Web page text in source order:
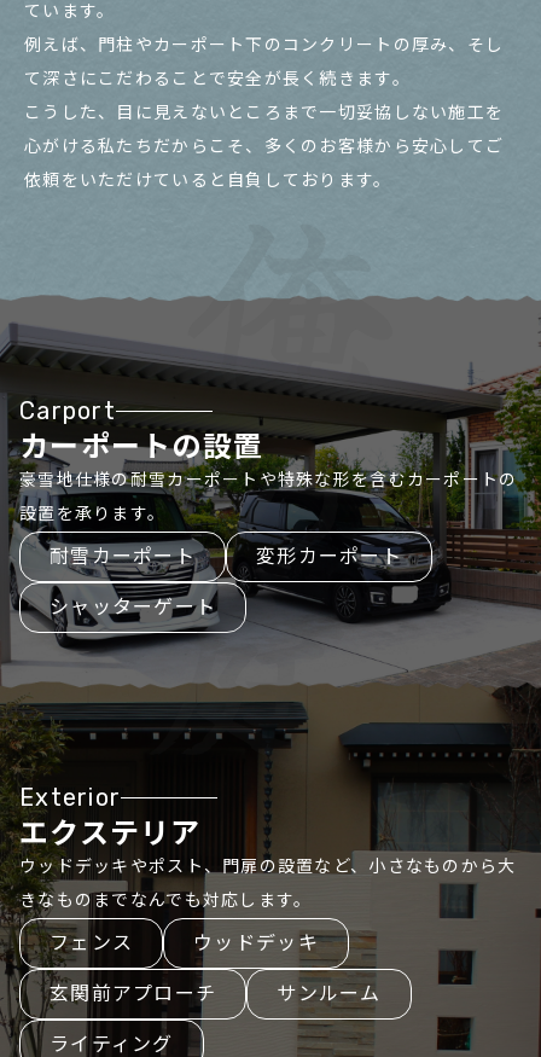
ています。
例えば、門柱やカーポート下のコンクリートの厚み、そし
て深さにこだわることで安全が長く続きます。
こうした、目に見えないところまで一切妥協しない施工を
心がける私たちだからこそ、多くのお客様から安心してご
依頼をいただけていると自負しております。
Carport
カーポートの設置
豪雪地仕様の耐雪カーポートや特殊な形を含むカーポートの
設置を承ります。
耐雪カーポート 変形カーポート
シャッターゲート
Exterior
エクステリア
ウッドデッキやポスト、門扉の設置など、小さなものから大
きなものまでなんでも対応します。
フェンス ウッドデッキ
玄関前アプローチ サンルーム
ライティング